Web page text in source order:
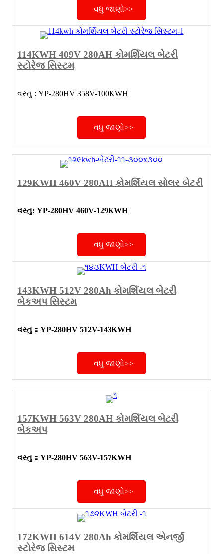
વધુ જાણો>>
114KWH 409V 280AH કોમર્શિયલ બેટરી
સ્ટોરેજ સિસ્ટમ
વસ્તુ : YP-280HV 358V-100KWH
વધુ જાણો>>
129KWH 460V 280AH કોમર્શિયલ સોલર બેટરી
વસ્તુ: YP-280HV 460V-129KWH
વધુ જાણો>>
143KWH 512V 280Ah કોમર્શિયલ બેટરી
બેકઅપ સિસ્ટમ
વસ્તુ ： YP-280HV 512V-143KWH
વધુ જાણો>>
157KWH 563V 280AH કોમર્શિયલ બેટરી
બેકઅપ
વસ્તુ ： YP-280HV 563V-157KWH
વધુ જાણો>>
172KWH 614V 280Ah કોમર્શિયલ એનર્જી
સ્ટોરેજ સિસ્ટમ